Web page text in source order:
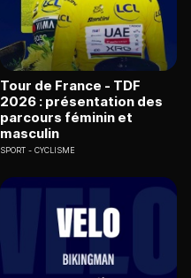
Tour de France - TDF
2026 : présentation des
parcours féminin et
masculin
SPORT CYCLISME